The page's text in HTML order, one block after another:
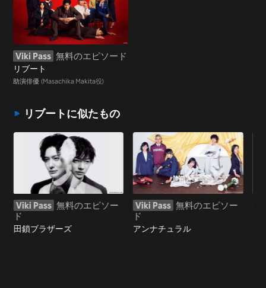
Viki Pass 無料のエピソード
リブート
助演俳優 (Masachika Makita役)
リブートに似たもの
Viki Pass 無料のエピソー
ド
田鎖ブラザーズ
Viki Pass 無料のエピソー
ド
アンナチュラル